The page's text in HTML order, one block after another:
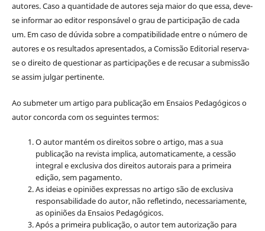
autores. Caso a quantidade de autores seja maior do que essa, deve-
se informar ao editor responsável o grau de participação de cada
um. Em caso de dúvida sobre a compatibilidade entre o número de
autores e os resultados apresentados, a Comissão Editorial reserva-
se o direito de questionar as participações e de recusar a submissão
se assim julgar pertinente.
Ao submeter um artigo para publicação em Ensaios Pedagógicos o
autor concorda com os seguintes termos:
O autor mantém os direitos sobre o artigo, mas a sua
publicação na revista implica, automaticamente, a cessão
integral e exclusiva dos direitos autorais para a primeira
edição, sem pagamento.
As ideias e opiniões expressas no artigo são de exclusiva
responsabilidade do autor, não refletindo, necessariamente,
as opiniões da Ensaios Pedagógicos.
Após a primeira publicação, o autor tem autorização para